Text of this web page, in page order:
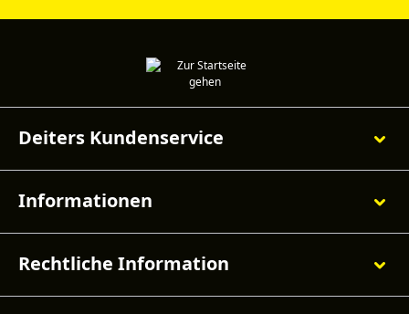
Deiters Kundenservice
Informationen
Rechtliche Information